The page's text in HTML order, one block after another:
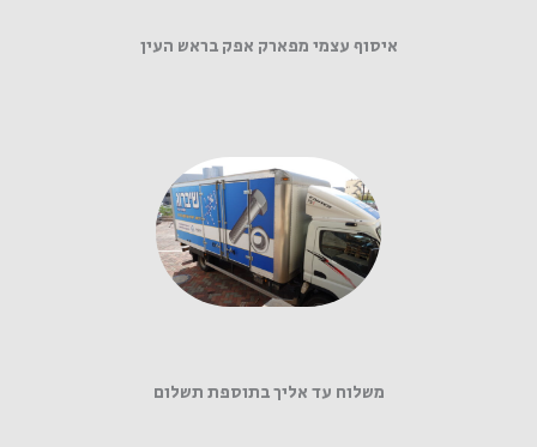
איסוף עצמי מפארק אפק בראש העין
משלוח עד אליך בתוספת תשלום